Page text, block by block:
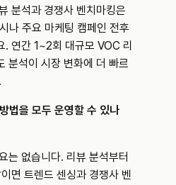
분석과 경쟁사 벤치마킹은
나 주요 마케팅 캠페인 전후
. 연간 1~2회 대규모 VOC 리
분석이 시장 변화에 더 빠르
법을 모두 운영할 수 있나
는 없습니다. 리뷰 분석부터
면 트렌드 센싱과 경쟁사 벤